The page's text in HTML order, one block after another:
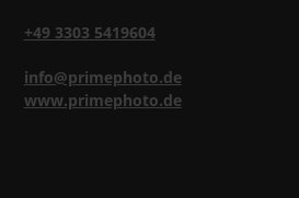
+49 3303 5419604
info@primephoto.de
www.primephoto.de